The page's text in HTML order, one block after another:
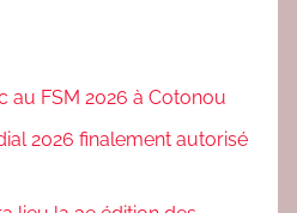
au FSM 2026 à Cotonou
2026 finalement autorisé